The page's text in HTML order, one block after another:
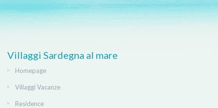
Villaggi Sardegna al mare
Homepage
Villaggi Vacanze
Residence